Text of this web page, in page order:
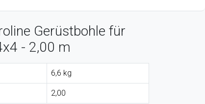
Gerüstbohle für
- 2,00 m
6,6 kg
2,00